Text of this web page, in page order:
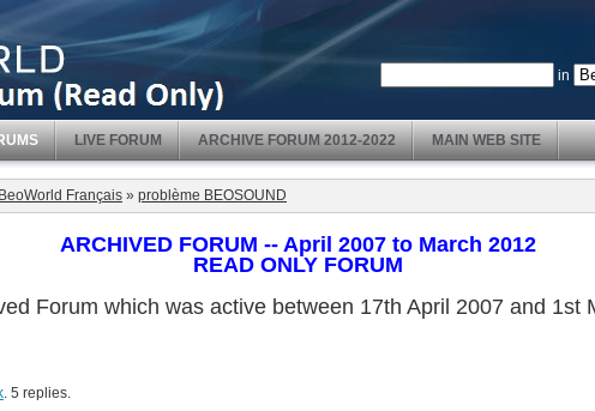
in
LIVE FORUM ARCHIVE FORUM 2012-2022 MAIN WEB SITE
BeoWorld Français » problème BEOSOUND
ARCHIVED FORUM -- April 2007 to March 2012
READ ONLY FORUM
Forum which was active between 17th April 2007 and 1st
. 5 replies.